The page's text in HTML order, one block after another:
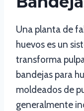
Una planta de
huevos es un
transforma
bandejas para
moldeados de
generalmente